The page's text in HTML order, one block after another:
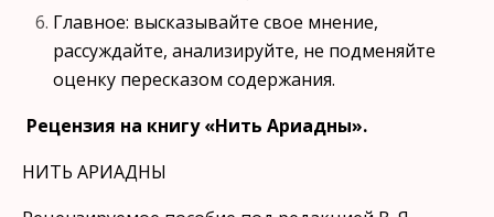
Главное: высказывайте свое мнение,
рассуждайте, анализируйте, не подменяйте
оценку пересказом содержания.
Рецензия на книгу «Нить Ариадны».
НИТЬ АРИАДНЫ